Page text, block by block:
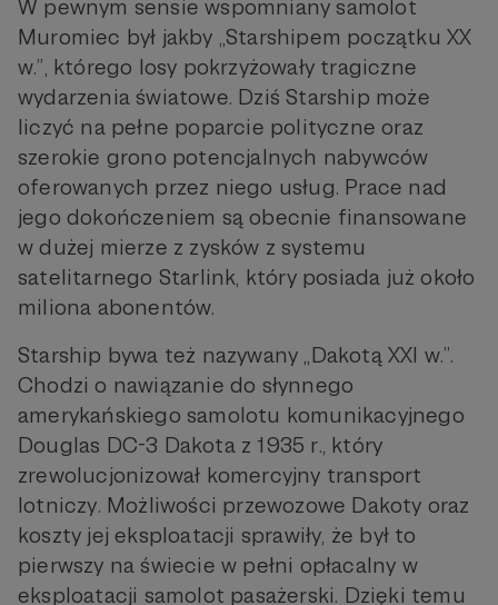
W pewnym sensie wspomniany samolot
Muromiec był jakby „Starshipem początku XX
w.”, którego losy pokrzyżowały tragiczne
wydarzenia światowe. Dziś Starship może
liczyć na pełne poparcie polityczne oraz
szerokie grono potencjalnych nabywców
oferowanych przez niego usług. Prace nad
jego dokończeniem są obecnie finansowane
w dużej mierze z zysków z systemu
satelitarnego Starlink, który posiada już około
miliona abonentów.
Starship bywa też nazywany „Dakotą XXI w.”.
Chodzi o nawiązanie do słynnego
amerykańskiego samolotu komunikacyjnego
Douglas DC-3 Dakota z 1935 r., który
zrewolucjonizował komercyjny transport
lotniczy. Możliwości przewozowe Dakoty oraz
koszty jej eksploatacji sprawiły, że był to
pierwszy na świecie w pełni opłacalny w
eksploatacji samolot pasażerski. Dzięki temu